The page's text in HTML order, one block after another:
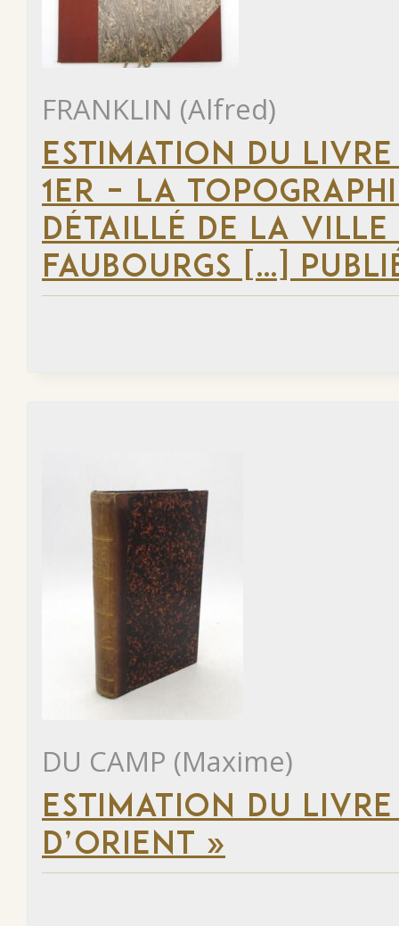
FRANKLIN (Alfred)
ESTIMATION DU
1ER – LA
DÉTAILLÉ DE LA VILLE
FAUBOURGS […]
DU CAMP (Maxime)
ESTIMATION DU
D’ORIENT »